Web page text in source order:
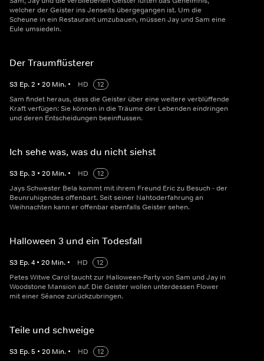
welcher der Geister ins Jenseits übergegangen ist. Um die
Scheune in ein Restaurant umzubauen, müssen Jay und Sam eine
Eule umsiedeln.
Der Traumflüsterer
S3 Ep.2 • 20 Min. • HD
12
Sam findet heraus, dass die Geister über eine weitere verblüffende
Kraft verfügen: Sie können in die Träume der Lebenden eindringen
und deren Entscheidungen beeinflussen.
Ich sehe was, was du nicht siehst
S3 Ep.3 • 20 Min. • HD
12
Jays Schwester Bela kommt mit ihrem Freund Eric zu Besuch - der
Beunruhigendes offenbart. Seit seiner Nahtoderfahrung an
Weihnachten kann er offenbar ebenfalls Geister sehen.
Halloween 3 und ein Todesfall
S3 Ep.4 • 20 Min. • HD
12
Petes Witwe Carol taucht zur Halloween-Party von Sam und Jay in
Woodstone Mansion auf. Die Geister wollen unterdessen Flower
mit einer Séance zurückzubringen.
Teile und schweige
S3 Ep.5 • 20 Min. • HD
12